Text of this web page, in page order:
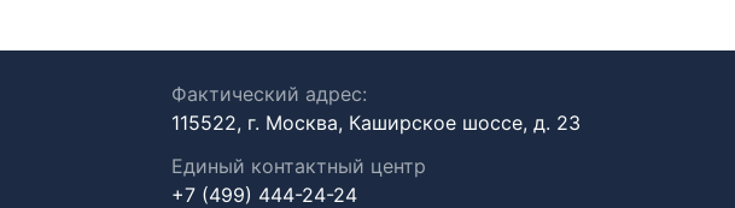
Фактический адрес:
115522, г. Москва, Каширское шоссе, д. 23
Единый контактный центр
+7 (499) 444-24-24